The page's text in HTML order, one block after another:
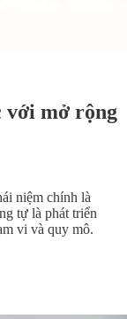
với mở rộng
niệm chính là
tự là phát triển
vi và quy mô.